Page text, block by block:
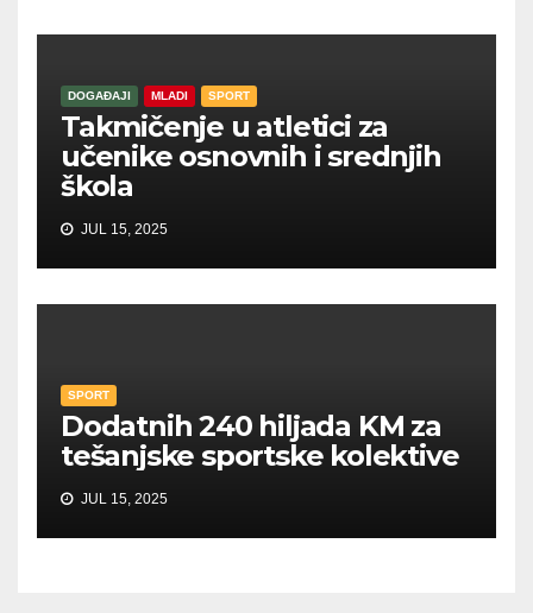
DOGAĐAJI MLADI SPORT
Takmičenje u atletici za
učenike osnovnih i srednjih
škola
JUL 15, 2025
SPORT
Dodatnih 240 hiljada KM za
tešanjske sportske kolektive
JUL 15, 2025